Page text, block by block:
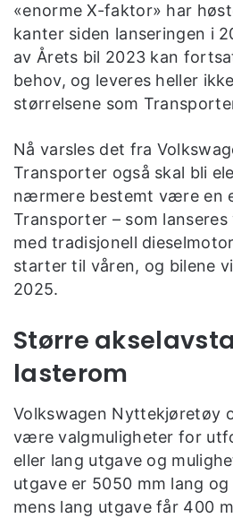
«enorme X-faktor» har
kanter siden lanseringen i
av Årets bil 2023 kan
behov, og leveres heller
størrelsene som
Nå varsles det fra
Transporter også skal bli
nærmere bestemt være en
Transporter – som lanseres
med tradisjonell
starter til våren, og bilene
2025.
Større
lasterom
Volkswagen Nyttekjøretøy
være valgmuligheter for
eller lang utgave og
utgave er 5050 mm lang
mens lang utgave får 400